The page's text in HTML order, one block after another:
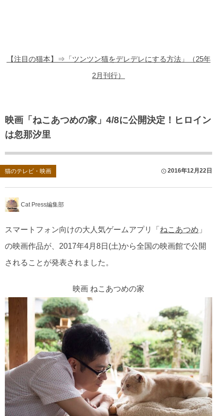
【注目の猫本】⇒「ツンツン猫をデレデレにする方法」（25年
2月刊行）
映画「ねこあつめの家」4/8に公開決定！ヒロイン
は忽那汐里
猫のテレビ・映画 2016年12月22日
Cat Press編集部
スマートフォン向けの大人気ゲームアプリ「 ねこあつめ 」
の映画作品が、2017年4月8日(土)から全国の映画館で公開
されることが発表されました。
映画 ねこあつめの家
猫のゲーム・アプリ
猫のフリー写真素材